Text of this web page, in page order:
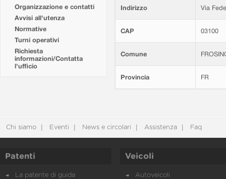
Organizzazione e contatti
Avvisi all'utenza
Normative
Turni operativi
Richiesta
informazioni/Contatta
l'ufficio
Indirizzo Via
CAP 03100
Comune
Provincia FR
Chi siamo Eventi News e circolari Assistenza Faq
Patenti
La patente di guida
Veicoli
Autoveicoli